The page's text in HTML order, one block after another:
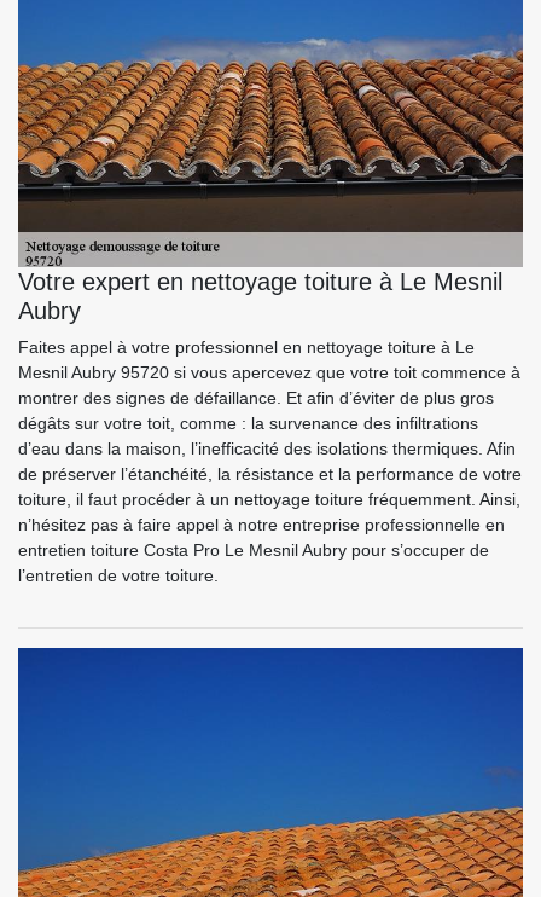
Votre expert en nettoyage toiture à Le Mesnil
Aubry
Faites appel à votre professionnel en nettoyage toiture à Le
Mesnil Aubry 95720 si vous apercevez que votre toit commence à
montrer des signes de défaillance. Et afin d’éviter de plus gros
dégâts sur votre toit, comme : la survenance des infiltrations
d’eau dans la maison, l’inefficacité des isolations thermiques. Afin
de préserver l’étanchéité, la résistance et la performance de votre
toiture, il faut procéder à un nettoyage toiture fréquemment. Ainsi,
n’hésitez pas à faire appel à notre entreprise professionnelle en
entretien toiture Costa Pro Le Mesnil Aubry pour s’occuper de
l’entretien de votre toiture.